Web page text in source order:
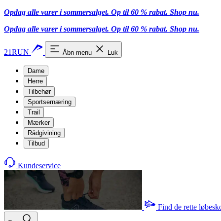
Opdag alle varer i sommersalget. Op til 60 % rabat. Shop nu.
Opdag alle varer i sommersalget. Op til 60 % rabat. Shop nu.
21RUN Åbn menu Luk
Dame
Herre
Tilbehør
Sportsernæring
Trail
Mærker
Rådgivining
Tilbud
Kundeservice
Find de rette